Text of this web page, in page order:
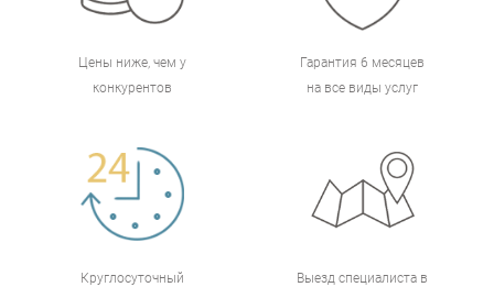
Цены ниже, чем у
конкурентов
Гарантия 6 месяцев
на все виды услуг
Круглосуточный
Выезд специалиста в